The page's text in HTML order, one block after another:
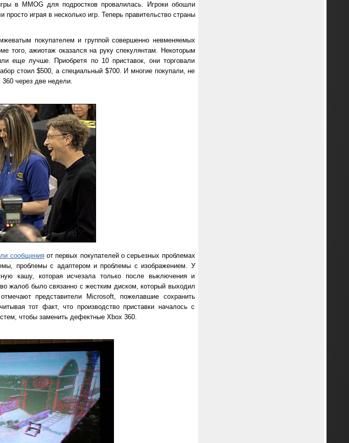
в MMOG для подростков провалилась. Игроки обошли
играя в несколько игр. Теперь правительство страны
покупателем и группой совершенно невменяемых
того, ажиотаж оказался на руку спекулянтам. Некоторым
еще лучше. Приобретя по 10 приставок, они торговали
стоил $500, а специальный $700. И многие покупали, не
через две недели.
сообщенияот первых покупателей о серьезных проблемах
проблемы с адаптером и проблемы с изображением. У
кашу, которая исчезала только после выключения и
жалоб было связанно с жестким диском, который выходил
представители Microsoft, пожелавшие сохранить
тот факт, что производство приставки началось с
чтобы заменить дефектные Xbox 360.